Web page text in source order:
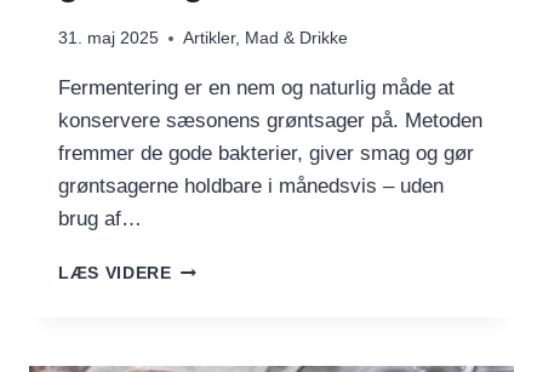
31. maj 2025 Artikler, Mad & Drikke
Fermentering er en nem og naturlig måde at
konservere sæsonens grøntsager på. Metoden
fremmer de gode bakterier, giver smag og gør
grøntsagerne holdbare i månedsvis – uden
brug af…
LÆS VIDEREGRUNDOPSKRIFT: